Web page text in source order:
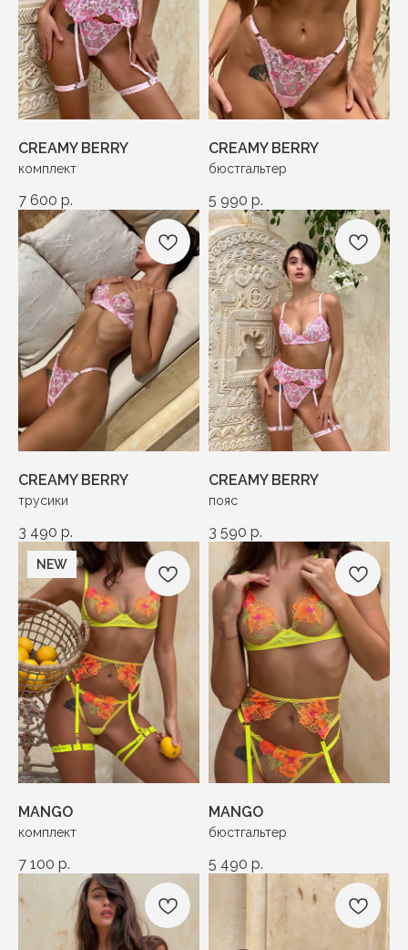
CREAMY BERRY
комплект
7 600 р.
CREAMY BERRY
бюстгальтер
5 990 р.
CREAMY BERRY
трусики
3 490 р.
CREAMY BERRY
пояс
3 590 р.
NEW
MANGO
комплект
7 100 р.
MANGO
бюстгальтер
5 490 р.